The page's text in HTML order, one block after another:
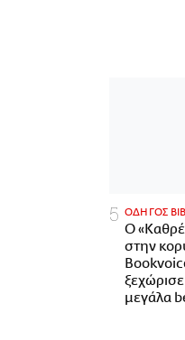
ΟΔΗΓΟΣ
Ο
στην
μεγάλα